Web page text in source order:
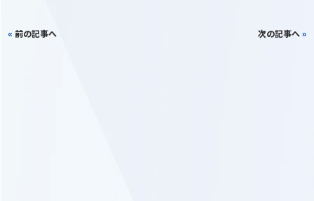
« 前の記事へ 次の記事へ»